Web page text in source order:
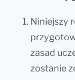
Niniejszy
zasad
zostanie